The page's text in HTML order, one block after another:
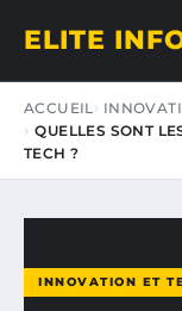
ELITE
ACCUEIL
QUELLES SONT
TECH ?
INNOVATION ET